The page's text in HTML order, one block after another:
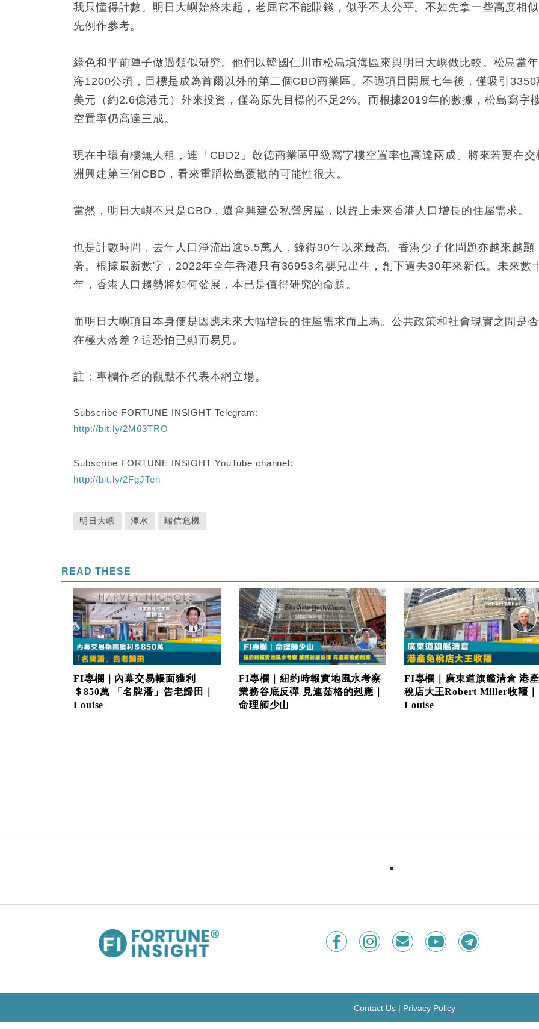
我只懂得計數。明日大嶼始終未起，老屈它不能賺錢，似乎不太公平。不如先拿一些高度相
先例作參考。
綠色和平前陣子做過類似研究。他們以韓國仁川市松島填海區來與明日大嶼做比較。松島當
海1200公頃，目標是成為首爾以外的第二個CBD商業區。不過項目開展七年後，僅吸引3350
美元（約2.6億港元）外來投資，僅為原先目標的不足2%。而根據2019年的數據，松島寫字
空置率仍高達三成。
現在中環有樓無人租，連「CBD2」啟德商業區甲級寫字樓空置率也高達兩成。將來若要在交
洲興建第三個CBD，看來重蹈松島覆轍的可能性很大。
當然，明日大嶼不只是CBD，還會興建公私營房屋，以趕上未來香港人口增長的住屋需求。
也是計數時間，去年人口淨流出逾5.5萬人，錄得30年以來最高。香港少子化問題亦越來越顯
著。根據最新數字，2022年全年香港只有36953名嬰兒出生，創下過去30年來新低。未來數
年，香港人口趨勢將如何發展，本已是值得研究的命題。
而明日大嶼項目本身便是因應未來大幅增長的住屋需求而上馬。公共政策和社會現實之間是
在極大落差？這恐怕已顯而易見。
註：專欄作者的觀點不代表本網立場。
Subscribe FORTUNE INSIGHT Telegram:
http://bit.ly/2M63TRO
Subscribe FORTUNE INSIGHT YouTube channel:
http://bit.ly/2FgJTen
明日大嶼 渾水 瑞信危機
READ THESE
FI專欄｜內幕交易帳面獲利
＄850萬 「名牌潘」告老歸田｜
Louise
FI專欄｜紐約時報實地風水考察
業務谷底反彈 見連茹格的剋應｜
命理師少山
FI專欄｜廣東道旗艦清倉 港
稅店大王Robert Miller收韁｜
Louise